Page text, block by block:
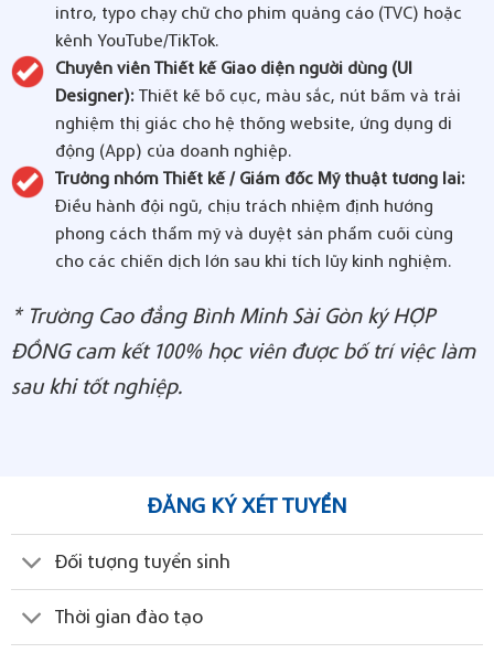
intro, typo chạy chữ cho phim quảng cáo (TVC) hoặc
kênh YouTube/TikTok.
Chuyên viên Thiết kế Giao diện người dùng (UI
Designer):Thiết kế bố cục, màu sắc, nút bấm và trải
nghiệm thị giác cho hệ thống website, ứng dụng di
động (App) của doanh nghiệp.
Trưởng nhóm Thiết kế / Giám đốc Mỹ thuật tương lai:
Điều hành đội ngũ, chịu trách nhiệm định hướng
phong cách thẩm mỹ và duyệt sản phẩm cuối cùng
cho các chiến dịch lớn sau khi tích lũy kinh nghiệm.
* Trường Cao đẳng Bình Minh Sài Gòn ký HỢP
ĐỒNG cam kết 100% học viên được bố trí việc làm
sau khi tốt nghiệp.
ĐĂNG KÝ XÉT TUYỂN
Đối tượng tuyển sinh
Thời gian đào tạo